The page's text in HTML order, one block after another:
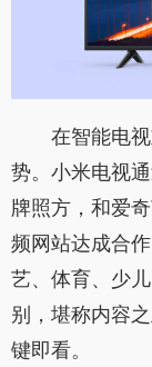
在智能电
势。小米电视
牌照方，和爱
频网站达成合
艺、体育、少
别，堪称内容
键即看。